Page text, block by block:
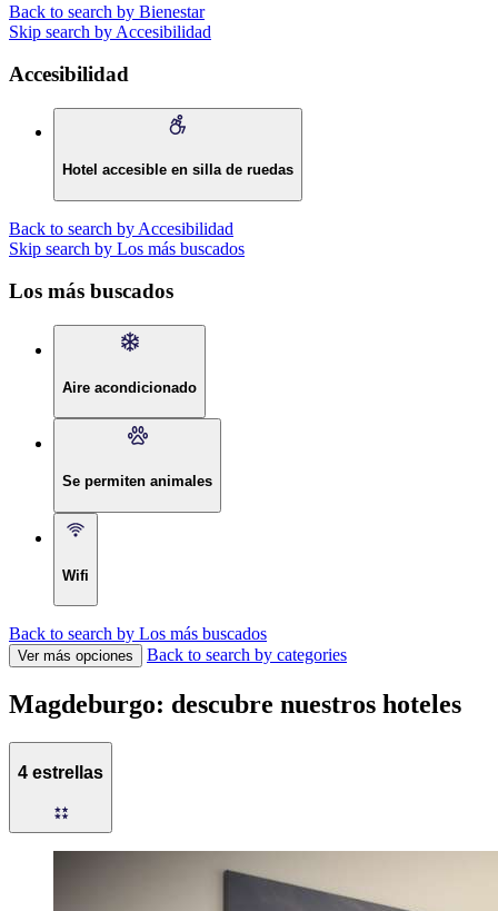
Back to search by Bienestar
Skip search by Accesibilidad
Accesibilidad
Hotel accesible en silla de ruedas
Back to search by Accesibilidad
Skip search by Los más buscados
Los más buscados
Aire acondicionado
Se permiten animales
Wifi
Back to search by Los más buscados
Ver más opciones Back to search by categories
Magdeburgo: descubre nuestros hoteles
4 estrellas